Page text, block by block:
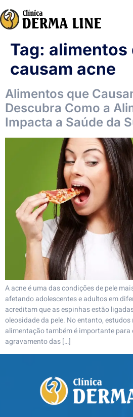
Tag: alimentos
causam acne
Alimentos que
Descubra Como a
Impacta a Saúde da
A acne é uma das condições de pele
afetando adolescentes e adultos em
acreditam que as espinhas estão
oleosidade da pele. No entanto,
alimentação também é importante para
agravamento das […]